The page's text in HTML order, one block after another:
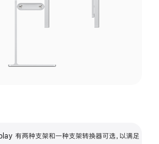
有两种支架和一种支架转换器可选，以满足